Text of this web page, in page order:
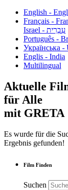
English -
Français -
עִבְרִית - Israel
Português -
Українська -
Englis - India
Multilingual
Aktuelle
für Alle
mit GRETA
Es wurde für die
Ergebnis gefunden!
Film Finden
Suchen